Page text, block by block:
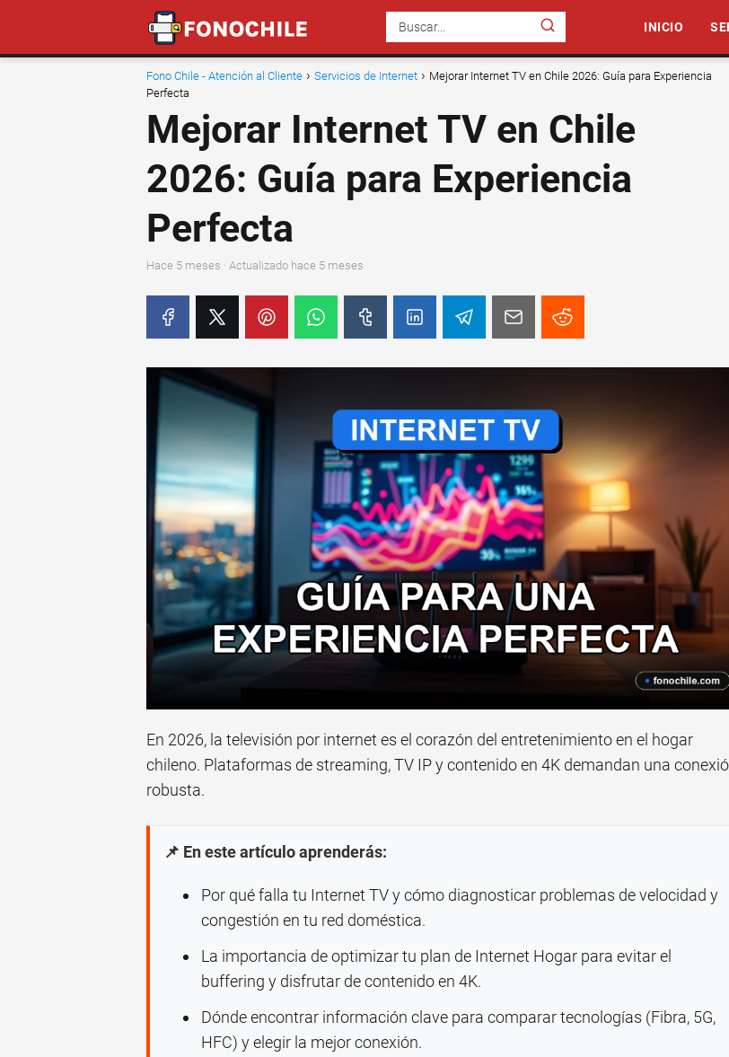
INICIO
Fono Chile - Atención al Cliente Servicios de Internet
Mejorar Internet TV en Chile 2026: Guía para Experiencia
Perfecta
Mejorar Internet TV en Chile
2026: Guía para Experiencia
Perfecta
hace 5 meses · Actualizado hace 5 meses
En 2026, la televisión por internet es el corazón del entretenimiento en el hogar
chileno. Plataformas de streaming, TV IP y contenido en 4K demandan una
robusta.
📌 En este artículo aprenderás:
Por qué falla tu Internet TV y cómo diagnosticar problemas de velocidad y
congestión en tu red doméstica.
La importancia de optimizar tu plan de Internet Hogar para evitar el
buffering y disfrutar de contenido en 4K.
Dónde encontrar información clave para comparar tecnologías (Fibra, 5G,
HFC) y elegir la mejor conexión.